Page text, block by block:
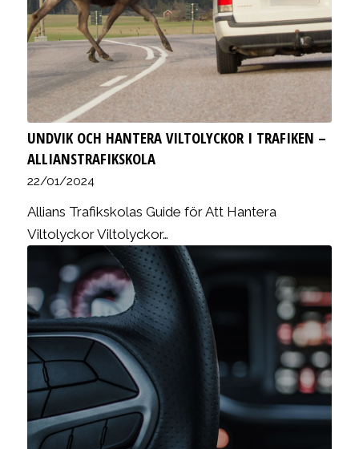
UNDVIK OCH HANTERA VILTOLYCKOR I TRAFIKEN –
ALLIANSTRAFIKSKOLA
22/01/2024
Allians Trafikskolas Guide för Att Hantera
Viltolyckor Viltolyckor…